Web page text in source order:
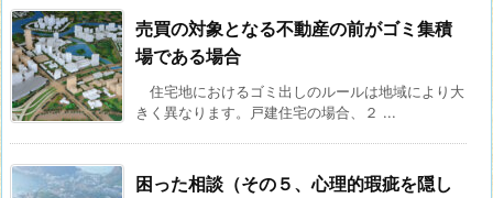
売買の対象となる不動産の前がゴミ集積
場である場合
住宅地におけるゴミ出しのルールは地域により大
きく異なります。戸建住宅の場合、２ ...
困った相談（その５、心理的瑕疵を隠し